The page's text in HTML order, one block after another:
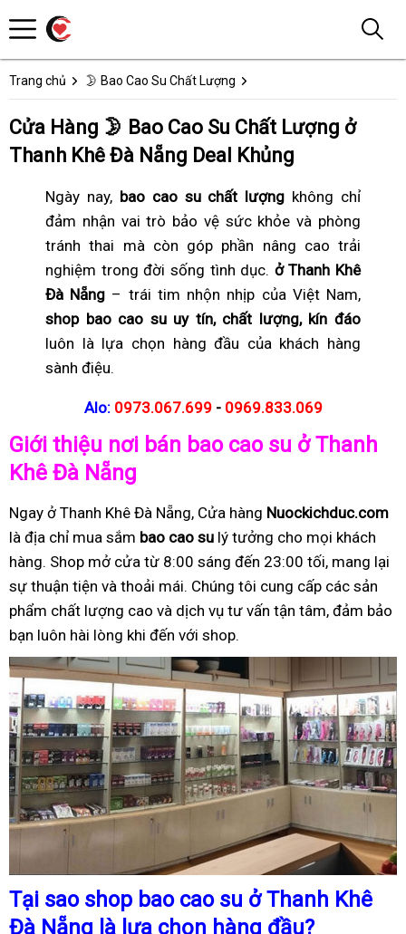
Trang chủ 🌛 Bao Cao Su Chất Lượng
Cửa Hàng 🌛 Bao Cao Su Chất Lượng ở
Thanh Khê Đà Nẵng Deal Khủng
Ngày nay, bao cao su chất lượng không chỉ
đảm nhận vai trò bảo vệ sức khỏe và phòng
tránh thai mà còn góp phần nâng cao trải
nghiệm trong đời sống tình dục. ở Thanh Khê
Đà Nẵng – trái tim nhộn nhịp của Việt Nam,
shop bao cao su uy tín, chất lượng, kín đáo
luôn là lựa chọn hàng đầu của khách hàng
sành điệu.
Alo: 0973.067.699 - 0969.833.069
Giới thiệu nơi bán bao cao su ở Thanh
Khê Đà Nẵng
Ngay ở Thanh Khê Đà Nẵng, Cửa hàng Nuockichduc.com
là địa chỉ mua sắm bao cao su lý tưởng cho mọi khách
hàng. Shop mở cửa từ 8:00 sáng đến 23:00 tối, mang lại
sự thuận tiện và thoải mái. Chúng tôi cung cấp các sản
phẩm chất lượng cao và dịch vụ tư vấn tận tâm, đảm bảo
bạn luôn hài lòng khi đến với shop.
Tại sao shop bao cao su ở Thanh Khê
Đà Nẵng là lựa chọn hàng đầu?